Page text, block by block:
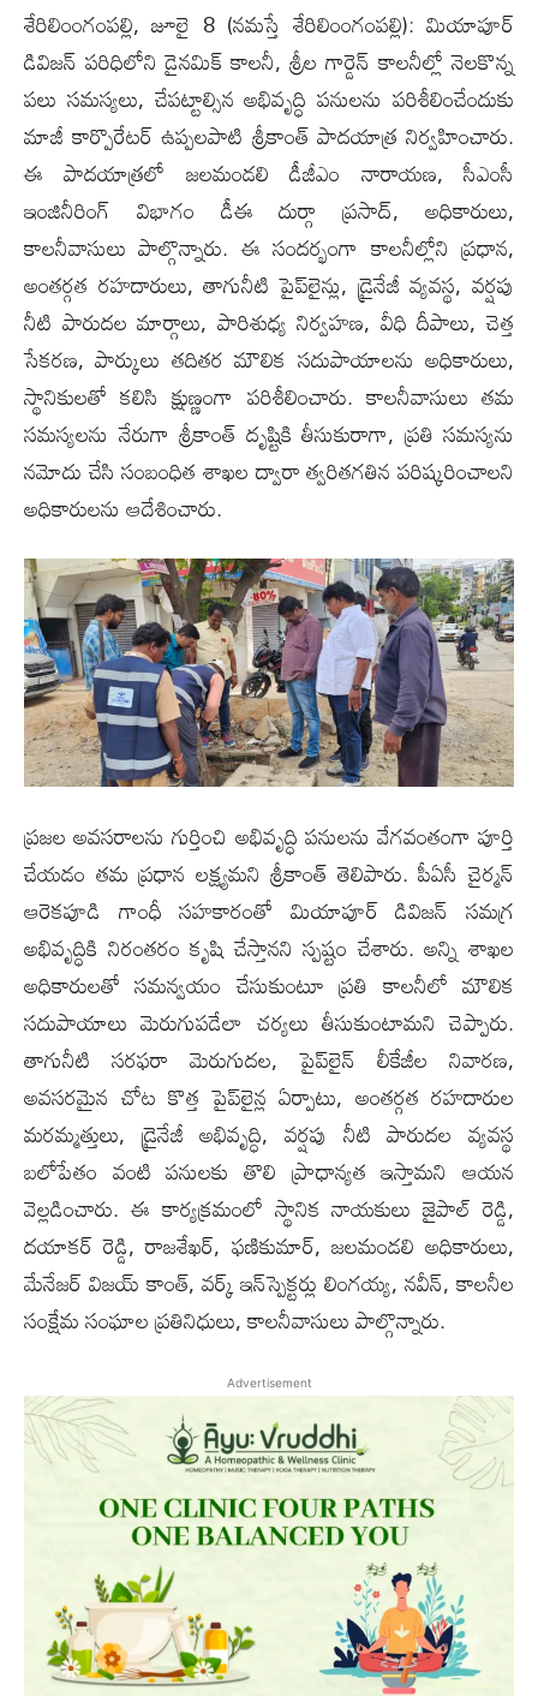
శేరిలింంగంప‌ల్లి, జూలై 8 (న‌మ‌స్తే శేరిలింంగంప‌ల్లి): మియాపూర్
డివిజన్ పరిధిలోని డైనమిక్ కాలనీ, శ్రీల గార్డెన్ కాలనీల్లో నెలకొన్న
పలు సమస్యలు, చేపట్టాల్సిన అభివృద్ధి పనులను పరిశీలించేందుకు
మాజీ కార్పొరేటర్ ఉప్పలపాటి శ్రీకాంత్ పాదయాత్ర నిర్వహించారు.
ఈ పాదయాత్రలో జలమండలి డీజీఎం నారాయణ, సీఎంసీ
ఇంజినీరింగ్ విభాగం డీఈ దుర్గా ప్రసాద్, అధికారులు,
కాలనీవాసులు పాల్గొన్నారు. ఈ సందర్భంగా కాలనీల్లోని ప్రధాన,
అంతర్గత రహదారులు, తాగునీటి పైప్‌లైన్లు, డ్రైనేజీ వ్యవస్థ, వర్షపు
నీటి పారుదల మార్గాలు, పారిశుధ్య నిర్వహణ, వీధి దీపాలు, చెత్త
సేకరణ, పార్కులు తదితర మౌలిక సదుపాయాలను అధికారులు,
స్థానికులతో కలిసి క్షుణ్ణంగా పరిశీలించారు. కాలనీవాసులు తమ
సమస్యలను నేరుగా శ్రీకాంత్ దృష్టికి తీసుకురాగా, ప్రతి సమస్యను
నమోదు చేసి సంబంధిత శాఖల ద్వారా త్వరితగతిన పరిష్కరించాలని
అధికారులను ఆదేశించారు.
ప్రజల అవసరాలను గుర్తించి అభివృద్ధి పనులను వేగవంతంగా పూర్తి
చేయడం తమ ప్రధాన లక్ష్యమని శ్రీకాంత్ తెలిపారు. పీఏసీ చైర్మన్
ఆరెకపూడి గాంధీ సహకారంతో మియాపూర్ డివిజన్ సమగ్ర
అభివృద్ధికి నిరంతరం కృషి చేస్తానని స్పష్టం చేశారు. అన్ని శాఖల
అధికారులతో సమన్వయం చేసుకుంటూ ప్రతి కాలనీలో మౌలిక
సదుపాయాలు మెరుగుపడేలా చర్యలు తీసుకుంటామని చెప్పారు.
తాగునీటి సరఫరా మెరుగుదల, పైప్‌లైన్ లీకేజీల నివారణ,
అవసరమైన చోట కొత్త పైప్‌లైన్ల ఏర్పాటు, అంతర్గత రహదారుల
మరమ్మత్తులు, డ్రైనేజీ అభివృద్ధి, వర్షపు నీటి పారుదల వ్యవస్థ
బలోపేతం వంటి పనులకు తొలి ప్రాధాన్యత ఇస్తామని ఆయన
వెల్లడించారు. ఈ కార్యక్రమంలో స్థానిక నాయకులు జైపాల్ రెడ్డి,
దయాకర్ రెడ్డి, రాజశేఖర్, ఫణికుమార్, జలమండలి అధికారులు,
మేనేజర్ విజయ్ కాంత్, వర్క్ ఇన్‌స్పెక్టర్లు లింగయ్య, నవీన్, కాలనీల
సంక్షేమ సంఘాల ప్రతినిధులు, కాలనీవాసులు పాల్గొన్నారు.
Advertisement